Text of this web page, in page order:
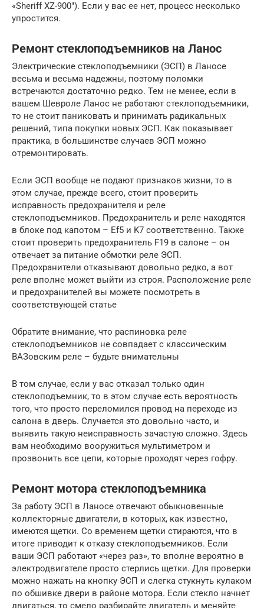
«Sheriff XZ-900″). Если у вас ее нет, процесс несколько
упростится.
Ремонт стеклоподъемников на Ланос
Электрические стеклоподъемники (ЭСП) в Ланосе
весьма и весьма надежны, поэтому поломки
встречаются достаточно редко. Тем не менее, если в
вашем Шевроле Ланос не работают стеклоподъемники,
то не стоит паниковать и принимать радикальных
решений, типа покупки новых ЭСП. Как показывает
практика, в большинстве случаев ЭСП можно
отремонтировать.
Если ЭСП вообще не подают признаков жизни, то в
этом случае, прежде всего, стоит проверить
исправность предохранителя и реле
стеклоподъемников. Предохранитель и реле находятся
в блоке под капотом – Ef5 и K7 соответственно. Также
стоит проверить предохранитель F19 в салоне – он
отвечает за питание обмотки реле ЭСП.
Предохранители отказывают довольно редко, а вот
реле вполне может выйти из строя. Расположение реле
и предохранителей вы можете посмотреть в
соответствующей статье
Обратите внимание, что распиновка реле
стеклоподъемников не совпадает с классическим
ВАЗовским реле – будьте внимательны
В том случае, если у вас отказал только один
стеклоподъемник, то в этом случае есть вероятность
того, что просто переломился провод на переходе из
салона в дверь. Случается это довольно часто, и
выявить такую неисправность зачастую сложно. Здесь
вам необходимо вооружиться мультиметром и
прозвонить все цепи, которые проходят через гофру.
Ремонт мотора стеклоподъемника
За работу ЭСП в Ланосе отвечают обыкновенные
коллекторные двигатели, в которых, как известно,
имеются щетки. Со временем щетки стираются, что в
итоге приводит к отказу стеклоподъемников. Если
ваши ЭСП работают «через раз», то вполне вероятно в
электродвигателе просто стерлись щетки. Для проверки
можно нажать на кнопку ЭСП и слегка стукнуть кулаком
по обшивке двери в районе мотора. Если стекло начнет
двигаться, то смело разбирайте двигатель и меняйте